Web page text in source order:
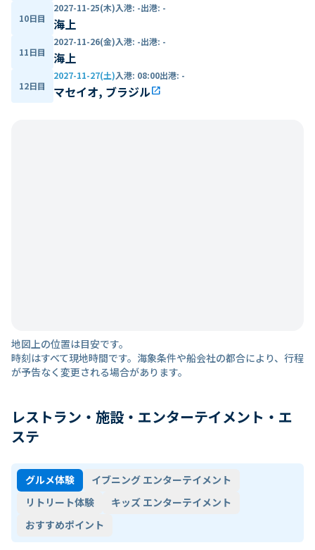
10日目
2027-11-25(木)入港: -出港: -
海上
11日目
2027-11-26(金)入港: -出港: -
海上
12日目
2027-11-27(土)入港: 08:00出港: -
マセイオ, ブラジルopen_in_new
地図上の位置は目安です。
時刻はすべて現地時間です。海象条件や船会社の都合により、行程
が予告なく変更される場合があります。
レストラン・施設・エンターテイメント・エ
ステ
グルメ体験
イブニング エンターテイメント
リトリート体験
キッズ エンターテイメント
おすすめポイント